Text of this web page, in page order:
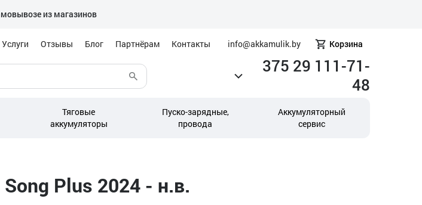
из магазинов
Услуги Отзывы Блог Партнёрам Контакты info@akkamulik.by Корзина
375 29 111-71-
48
Тяговые
аккумуляторы
Пуско-зарядные,
провода
Аккумуляторный
сервис
Plus 2024 - н.в.